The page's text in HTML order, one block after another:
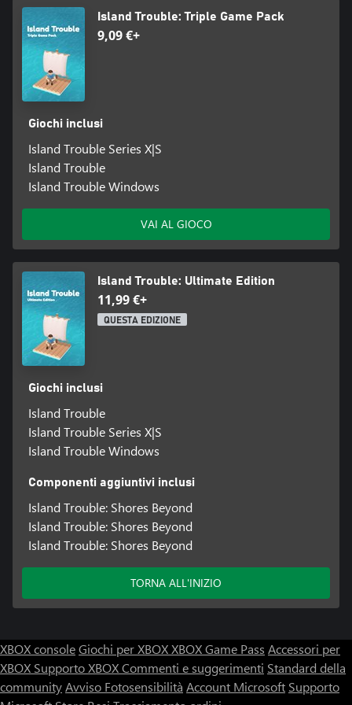
Island Trouble: Triple Game Pack
9,09 €+
Giochi inclusi
Island Trouble Series X|S
Island Trouble
Island Trouble Windows
VAI AL GIOCO
Island Trouble: Ultimate Edition
11,99 €+
QUESTA EDIZIONE
Giochi inclusi
Island Trouble
Island Trouble Series X|S
Island Trouble Windows
Componenti aggiuntivi inclusi
Island Trouble: Shores Beyond
Island Trouble: Shores Beyond
Island Trouble: Shores Beyond
TORNA ALL'INIZIO
XBOX consoleGiochi per XBOXXBOX Game Pass Accessori per
XBOX Supporto XBOXCommenti e suggerimenti Standard della
communityAvviso Fotosensibilità Account Microsoft Supporto